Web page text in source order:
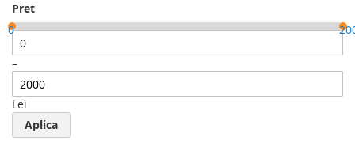
Pret
0
–
Lei
Aplica